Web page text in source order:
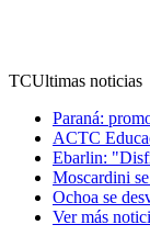
TCUltimas noticias
Paraná:
ACTC
Ebarlin:
Moscardini
Ochoa se
Ver más